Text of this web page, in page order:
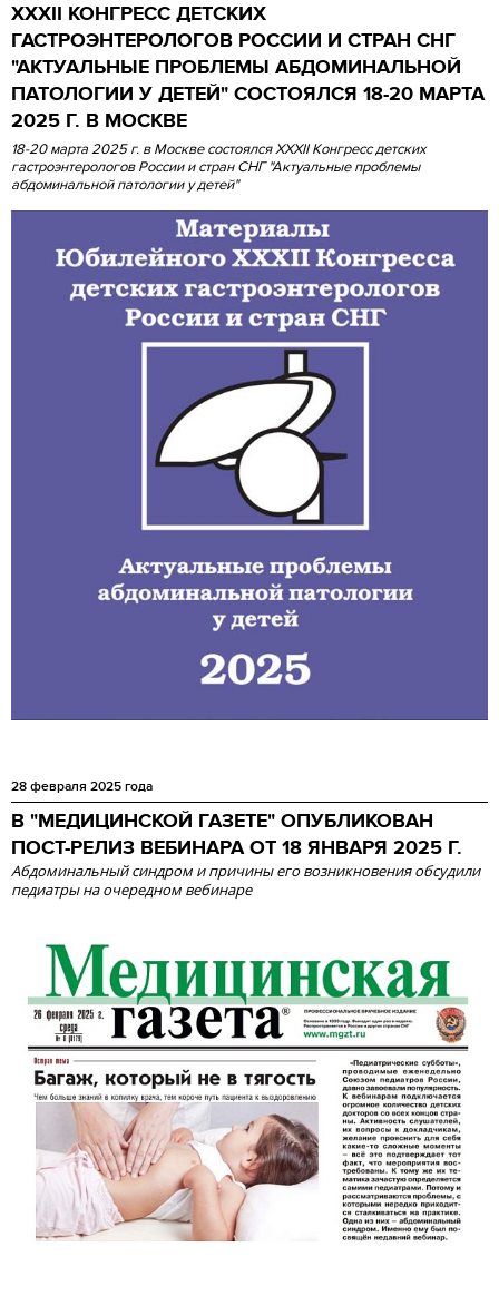
XXXII КОНГРЕСС ДЕТСКИХ
ГАСТРОЭНТЕРОЛОГОВ РОССИИ И СТРАН СНГ
"АКТУАЛЬНЫЕ ПРОБЛЕМЫ АБДОМИНАЛЬНОЙ
ПАТОЛОГИИ У ДЕТЕЙ" СОСТОЯЛСЯ 18-20 МАРТА
2025 Г. В МОСКВЕ
18-20 марта 2025 г. в Москве состоялся XXXII Конгресс детских
гастроэнтерологов России и стран СНГ "Актуальные проблемы
абдоминальной патологии у детей"
28 февраля 2025 года
В "МЕДИЦИНСКОЙ ГАЗЕТЕ" ОПУБЛИКОВАН
ПОСТ-РЕЛИЗ ВЕБИНАРА ОТ 18 ЯНВАРЯ 2025 Г.
Абдоминальный синдром и причины его возникновения обсудили
педиатры на очередном вебинаре